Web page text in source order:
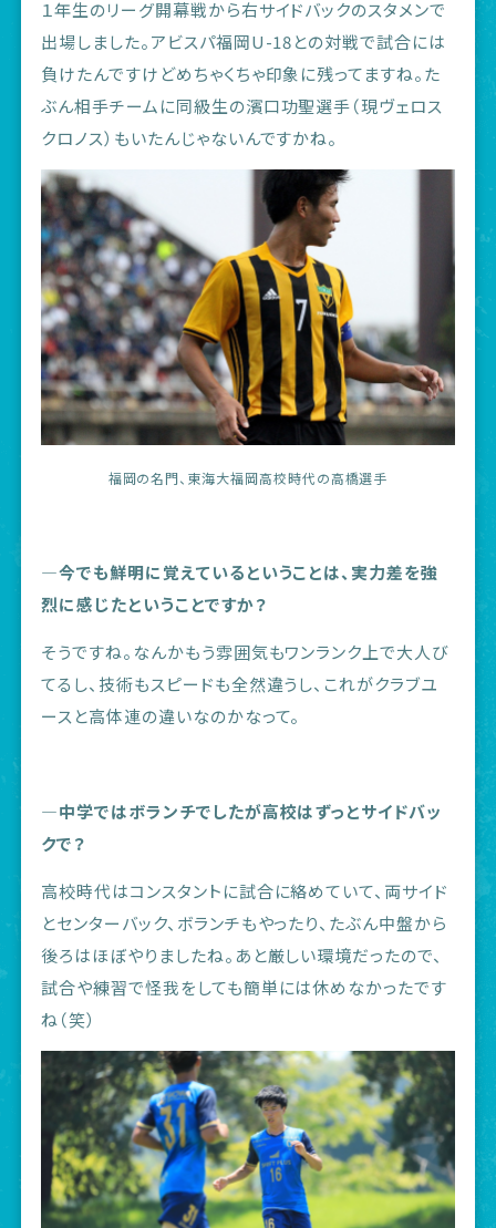
１年生のリーグ開幕戦から右サイドバックのスタメンで
出場しました。アビスパ福岡U-18との対戦で試合には
負けたんですけどめちゃくちゃ印象に残ってますね。た
ぶん相手チームに同級生の濱口功聖選手（現ヴェロス
クロノス）もいたんじゃないんですかね。
福岡の名門、東海大福岡高校時代の高橋選手
―今でも鮮明に覚えているということは、実力差を強
烈に感じたということですか？
そうですね。なんかもう雰囲気もワンランク上で大人び
てるし、技術もスピードも全然違うし、これがクラブユ
ースと高体連の違いなのかなって。
―中学ではボランチでしたが高校はずっとサイドバッ
クで？
高校時代はコンスタントに試合に絡めていて、両サイド
とセンターバック、ボランチもやったり、たぶん中盤から
後ろはほぼやりましたね。あと厳しい環境だったので、
試合や練習で怪我をしても簡単には休めなかったです
ね（笑）